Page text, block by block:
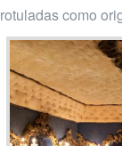
rotuladas como